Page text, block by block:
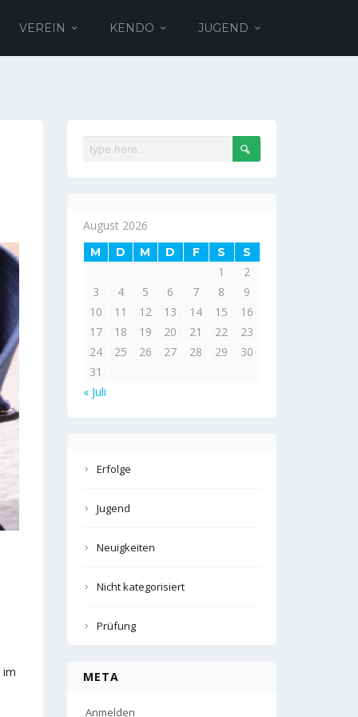
VEREIN KENDO JUGEND
im
August 2026
M D M D F S S
1
2
3
4 5 6 7 8
9
10
11 12 13 14 15
16
17
18 19 20 21 22
23
24
25 26 27 28 29
30
31
« Juli
Erfolge
Jugend
Neuigkeiten
Nicht kategorisiert
Prüfung
META
Anmelden